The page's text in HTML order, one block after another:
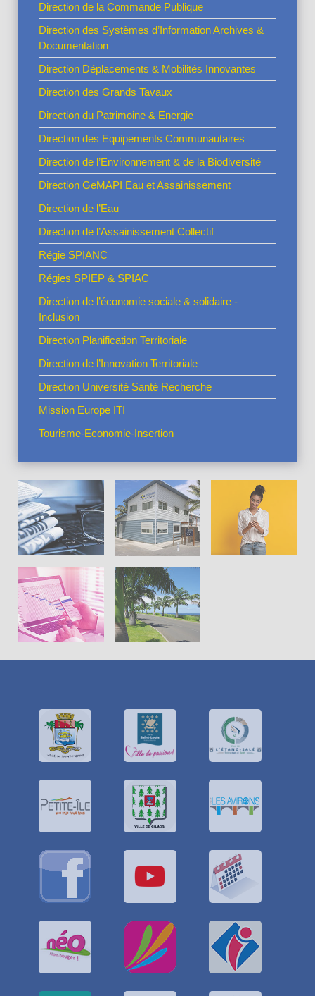
Direction de la Commande Publique
Direction des Systèmes d’Information Archives &
Documentation
Direction Déplacements & Mobilités Innovantes
Direction des Grands Tavaux
Direction du Patrimoine & Energie
Direction des Equipements Communautaires
Direction de l’Environnement & de la Biodiversité
Direction GeMAPI Eau et Assainissement
Direction de l’Eau
Direction de l’Assainissement Collectif
Régie SPIANC
Régies SPIEP & SPIAC
Direction de l’économie sociale & solidaire -
Inclusion
Direction Planification Territoriale
Direction de l’Innovation Territoriale
Direction Université Santé Recherche
Mission Europe ITI
Tourisme-Economie-Insertion
Actus en
vedette
La CIVIS Pratiques
Projets
Cadre de
vie